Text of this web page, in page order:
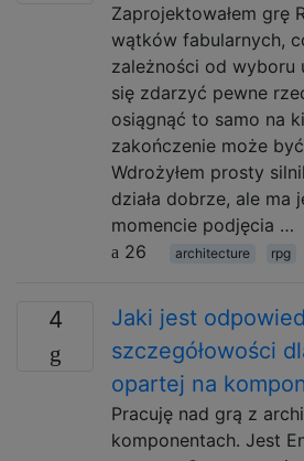
Zaprojektowałem grę
wątków fabularnych,
zależności od wyboru
się zdarzyć pewne
osiągnąć to samo na
zakończenie może
Wdrożyłem prosty
działa dobrze, ale ma
momencie podjęcia …
26
architecture rpg
4
Jaki jest
szczegółowości
opartej na
Pracuję nad grą z
komponentach. Jest